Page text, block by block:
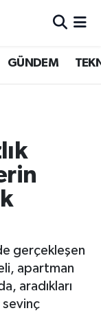
GÜNDEM
gerçekleşen
apartman
aradıkları
sevinç